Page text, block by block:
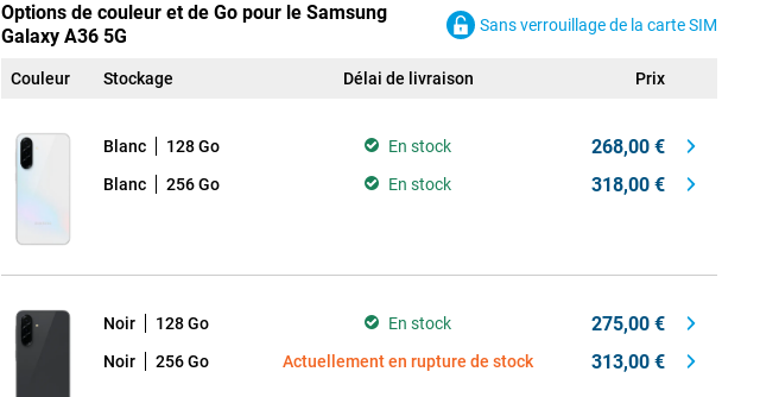
Options de couleur et de Go pour le Samsung
Galaxy A36 5G
Sans verrouillage de la carte SIM
Couleur Stockage Délai de livraison Prix
Blanc 128 Go En stock 268,00 €
Blanc 256 Go En stock 318,00 €
Noir 128 Go En stock 275,00 €
Noir 256 Go Actuellement en rupture de stock 313,00 €